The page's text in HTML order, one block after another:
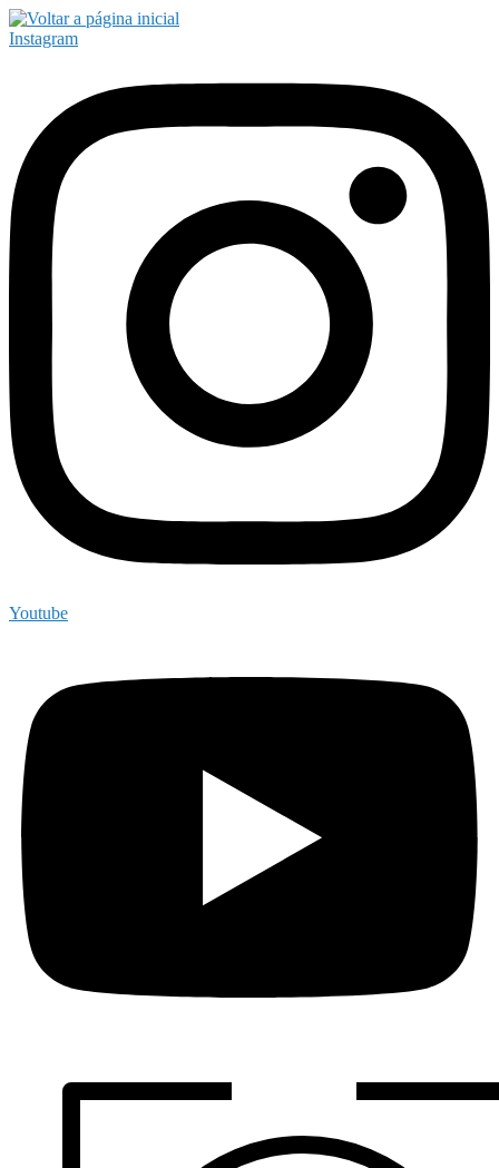
Instagram
Youtube